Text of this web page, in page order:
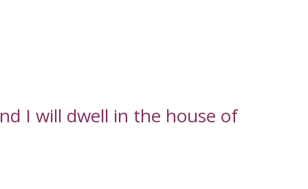
I will dwell in the house of